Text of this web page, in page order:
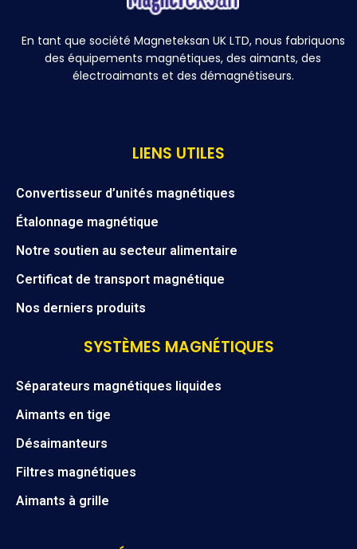
En tant que société Magneteksan UK LTD, nous fabriquons
des équipements magnétiques, des aimants, des
électroaimants et des démagnétiseurs.
LIENS UTILES
Convertisseur d’unités magnétiques
Étalonnage magnétique
Notre soutien au secteur alimentaire
Certificat de transport magnétique
Nos derniers produits
SYSTÈMES MAGNÉTIQUES
Séparateurs magnétiques liquides
Aimants en tige
Désaimanteurs
Filtres magnétiques
Aimants à grille